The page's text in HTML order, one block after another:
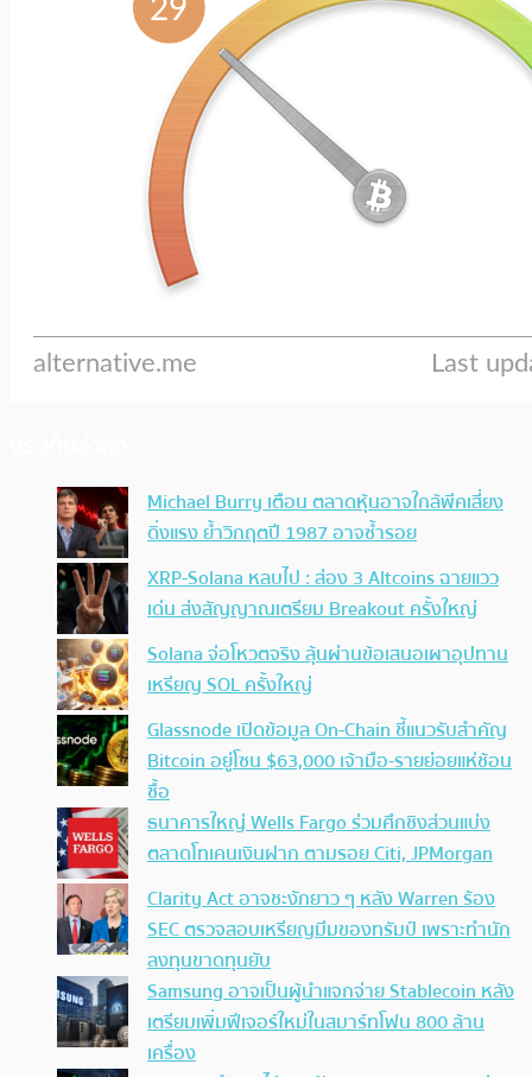
Michael Burry เตือน ตลาดหุ้นอาจใกล้พีคเสี่ยง
ดิ่งแรง ย้ำวิกฤตปี 1987 อาจซ้ำรอย
XRP-Solana หลบไป : ส่อง 3 Altcoins ฉายแวว
เด่น ส่งสัญญาณเตรียม Breakout ครั้งใหญ่
Solana จ่อโหวตจริง ลุ้นผ่านข้อเสนอเผาอุปทาน
เหรียญ SOL ครั้งใหญ่
Glassnode เปิดข้อมูล On-Chain ชี้แนวรับสำคัญ
Bitcoin อยู่โซน $63,000 เจ้ามือ-รายย่อยแห่ช้อน
ซื้อ
ธนาคารใหญ่ Wells Fargo ร่วมศึกชิงส่วนแบ่ง
ตลาดโทเคนเงินฝาก ตามรอย Citi, JPMorgan
Clarity Act อาจชะงักยาว ๆ หลัง Warren ร้อง
SEC ตรวจสอบเหรียญมีมของทรัมป์ เพราะทำนัก
ลงทุนขาดทุนยับ
Samsung อาจเป็นผู้นำแจกจ่าย Stablecoin หลัง
เตรียมเพิ่มฟีเจอร์ใหม่ในสมาร์ทโฟน 800 ล้าน
เครื่อง